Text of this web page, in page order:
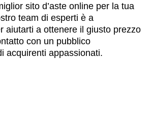
sito d’aste online per la tua
team di esperti è a
aiutarti a ottenere il giusto prezzo
con un pubblico
acquirenti appassionati.